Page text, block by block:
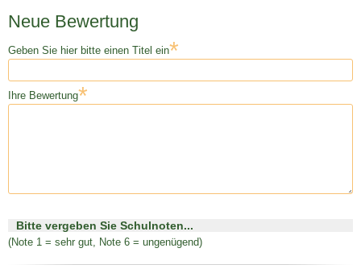
Neue Bewertung
Geben Sie hier bitte einen Titel ein*
Ihre Bewertung*
Bitte vergeben Sie Schulnoten...
(Note 1 = sehr gut, Note 6 = ungenügend)